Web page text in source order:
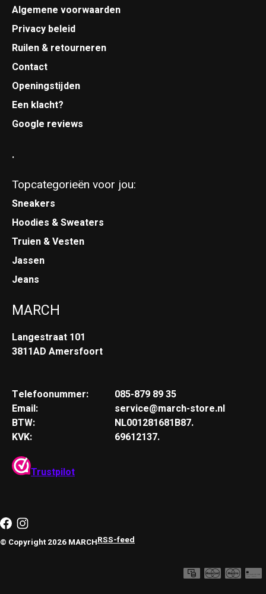
Algemene voorwaarden
Privacy beleid
Ruilen & retourneren
Contact
Openingstijden
Een klacht?
Google reviews
.
Topcategorieën voor jou:
Sneakers
Hoodies & Sweaters
Truien & Vesten
Jassen
Jeans
MARCH
Langestraat 101
3811AD Amersfoort
Telefoonummer:
Email:
BTW:
KVK:
085-879 89 35
service@march-store.nl
NL001281681B87.
69612137.
Trustpilot
© Copyright 2026 MARCHRSS-feed